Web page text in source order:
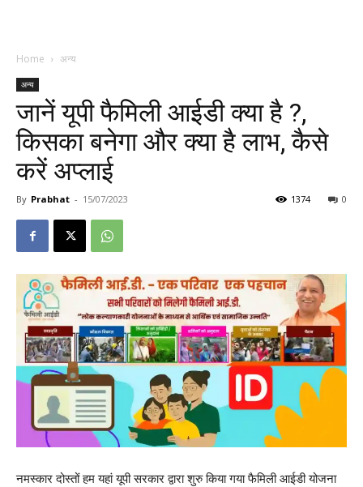
Home अन्य
अन्य
जानें यूपी फैमिली आईडी क्या है ?,
किसका बनेगा और क्या है लाभ, कैसे
करें अप्लाई
By Prabhat - 15/07/2023 0
1374
नमस्कार दोस्तों हम यहां यूपी सरकार द्वारा शुरु किया गया फैमिली आईडी योजना